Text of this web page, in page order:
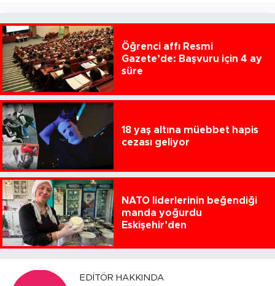
Öğrenci affı Resmi
Gazete’de: Başvuru için 4 ay
süre
18 yaş altına müebbet hapis
cezası geliyor
NATO liderlerinin beğendiği
manda yoğurdu
Eskişehir’den
EDITÖR HAKKINDA